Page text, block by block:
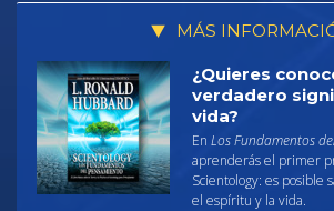
MÁS
¿Quieres
verdadero
vida?
En Los Fundamentos
aprenderás el primer
Scientology: es posible
el espíritu y la vida.